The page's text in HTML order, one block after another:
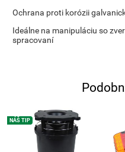
Ochrana proti korózii
Ideálne na manipuláciu so
spracovaní
NÁŠ TIP